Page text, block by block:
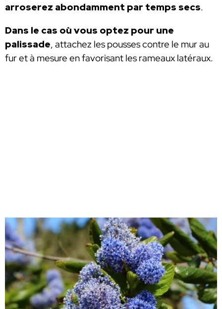
arroserez abondamment par temps secs.
Dans le cas où vous optez pour une
palissade, attachez les pousses contre le mur au
fur et à mesure en favorisant les rameaux latéraux.